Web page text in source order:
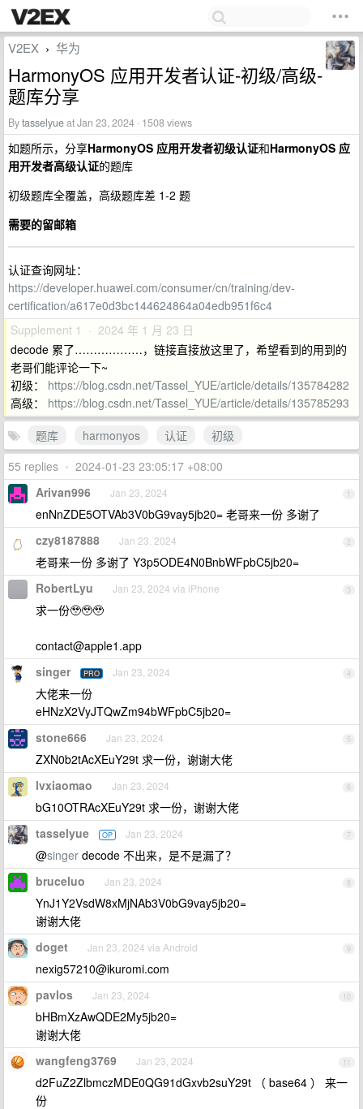
V2EX › 华为
HarmonyOS 应用开发者认证-初级/高级-
题库分享
Bytasselyueat Jan 23, 2024 · 1508 views
如题所示，分享HarmonyOS 应用开发者初级认证和HarmonyOS 应
用开发者高级认证的题库
初级题库全覆盖，高级题库差 1-2 题
需要的留邮箱
认证查询网址：
https://developer.huawei.com/consumer/cn/training/dev-
certification/a617e0d3bc144624864a04edb951f6c4
Supplement 1 · 2024 年 1 月 23 日
decode 累了………………，链接直接放这里了，希望看到的用到的
老哥们能评论一下~
初级： https://blog.csdn.net/Tassel_YUE/article/details/135784282
高级： https://blog.csdn.net/Tassel_YUE/article/details/135785293
题库
harmonyos 认证
初级
55 replies • 2024-01-23 23:05:17 +08:00
1
Arivan996 Jan 23, 2024
enNnZDE5OTVAb3V0bG9vay5jb20= 老哥来一份 多谢了
2
czy8187888 Jan 23, 2024
老哥来一份 多谢了 Y3p5ODE4N0BnbWFpbC5jb20=
3
RobertLyu Jan 23, 2024 via iPhone
求一份🥹🥹🥹
contact@apple1.app
4
singer PRO Jan 23, 2024
大佬来一份
eHNzX2VyJTQwZm94bWFpbC5jb20=
5
stone666 Jan 23, 2024
ZXN0b2tAcXEuY29t 求一份，谢谢大佬
6
lvxiaomao Jan 23, 2024
bG10OTRAcXEuY29t 求一份，谢谢大佬
7
tasselyue OP Jan 23, 2024
@singer decode 不出来，是不是漏了？
8
bruceluo Jan 23, 2024
YnJ1Y2VsdW8xMjNAb3V0bG9vay5jb20=
谢谢大佬
9
doget Jan 23, 2024 via Android
nexig57210@ikuromi.com
10
pavlos Jan 23, 2024
bHBmXzAwQDE2My5jb20=
谢谢大佬
11
wangfeng3769 Jan 23, 2024
d2FuZ2ZlbmczMDE0QG91dGxvb2suY29t （ base64 ） 来一
份